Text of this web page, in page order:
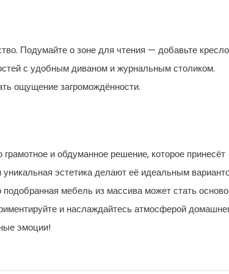
Подумайте о зоне для чтения — добавьте кресло
с удобным диваном и журнальным столиком.
ощущение загромождённости.
и обдуманное решение, которое принесёт
эстетика делают её идеальным
мебель из массива может стать
и наслаждайтесь атмосферой
эмоции!